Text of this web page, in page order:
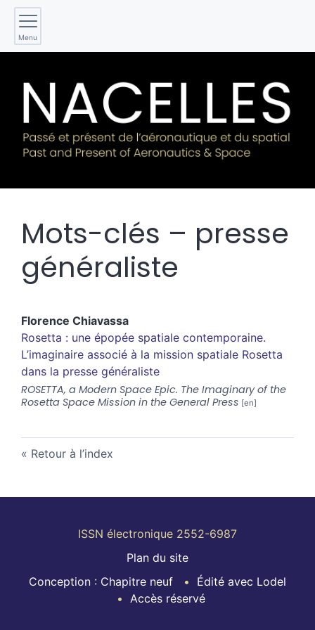
Menu
Mots-clés – presse
généraliste
Florence Chiavassa
Rosetta : une épopée spatiale contemporaine.
L’imaginaire associé à la mission spatiale Rosetta
dans la presse généraliste
ROSETTA, a Modern Space Epic. The Imaginary of the
Rosetta Space Mission in the General Press
Retour à l’index
ISSN électronique 2552-6987
Plan du site
Conception : Chapitre neuf
Édité avec Lodel
Accès réservé